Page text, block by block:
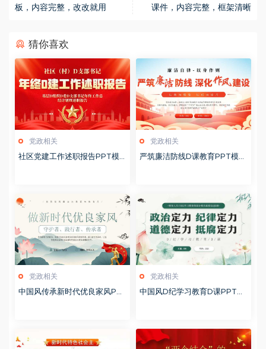
板，内容完整，改改就用
课件，内容完整，框架清晰
猜你喜欢
党政相关
社区党建工作述职报告PPT模
党政相关
严筑廉洁防线D课教育PPT模板
党政相关
中国风传承新时代优良家风PP
党政相关
中国风D纪学习教育D课PPT模